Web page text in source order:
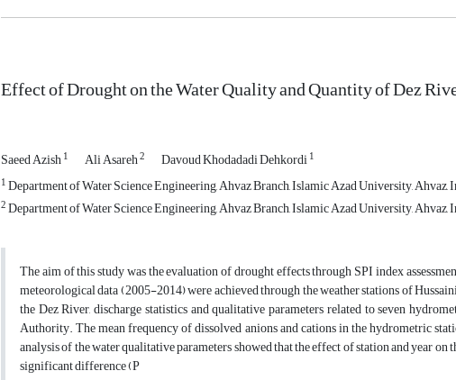
Effect of Drought on the Water Quality and Quantity of Dez
Saeed Azish1 Ali Asareh2 Davoud Khodadadi Dehkordi1
1Department of Water Science Engineering, Ahvaz Branch, Islamic Azad University, Ahvaz,
2Department of Water Science Engineering, Ahvaz Branch, Islamic Azad University, Ahvaz,
The aim of this study was the evaluation of drought effects through SPI index
meteorological data (2005-2014) were achieved through the weather stations of
the Dez River, discharge statistics and qualitative parameters related to seven
Authority. The mean frequency of dissolved anions and cations in the hydrometric
analysis of the water qualitative parameters showed that the effect of station and year on
significant difference (P